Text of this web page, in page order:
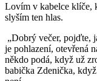
Lovím v kabelce klíče,
slyším ten hlas.
„Dobrý večer, pojďte,
je pohlazení, otevřená
někdo podá, když už
babička Zdenička,